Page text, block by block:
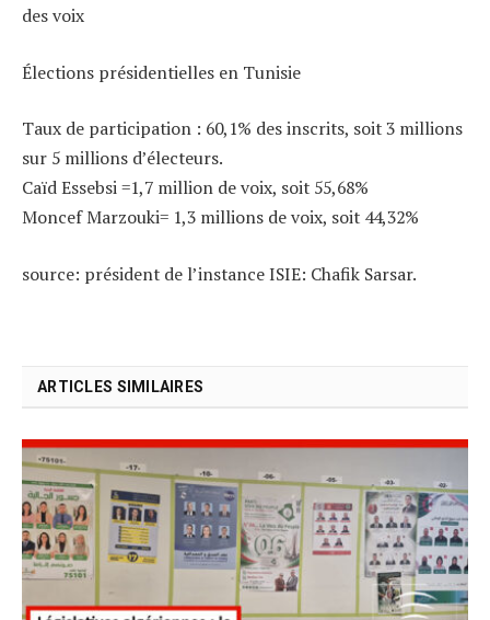
des voix
Élections présidentielles en Tunisie
Taux de participation : 60,1% des inscrits, soit 3 millions
sur 5 millions d’électeurs.
Caïd Essebsi =1,7 million de voix, soit 55,68%
Moncef Marzouki= 1,3 millions de voix, soit 44,32%
source: président de l’instance ISIE: Chafik Sarsar.
ARTICLES SIMILAIRES